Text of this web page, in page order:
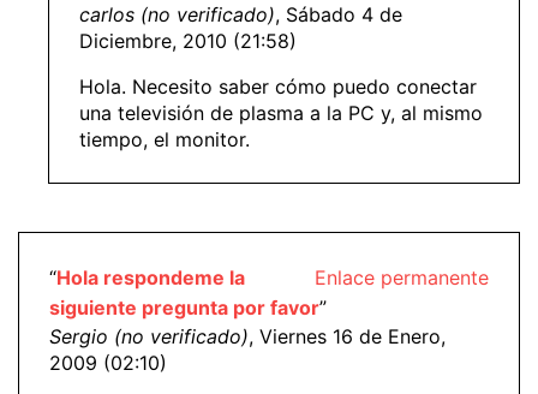
carlos (no verificado), Sábado 4 de
Diciembre, 2010 (21:58)
Hola. Necesito saber cómo puedo conectar
una televisión de plasma a la PC y, al mismo
tiempo, el monitor.
Enlace permanente
“Hola respondeme la
siguiente pregunta por favor”
Sergio (no verificado), Viernes 16 de Enero,
2009 (02:10)